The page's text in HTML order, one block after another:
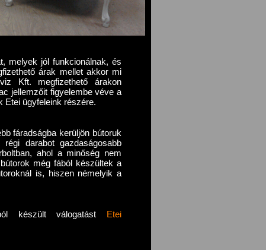
melyek jól funkcionálnak, és
árak mellet akkor mi
Kft. megfizethető árakon
jellemzőit figyelembe véve a
Etei ügyfeleink részére.
fáradságba kerüljön bútoruk
darabot gazdaságosabb
ahol a minőség nem
még fából készültek a
is, hiszen némelyik a
készült válogatást Etei